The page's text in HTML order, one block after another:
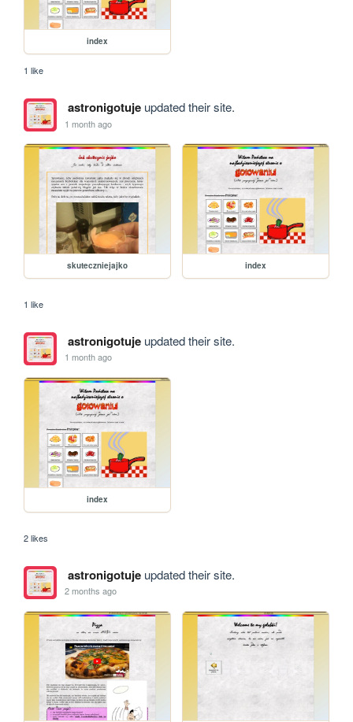
index
1 like
astronigotujeupdated their site.
1 month ago
skuteczniejajko index
1 like
astronigotujeupdated their site.
1 month ago
index
2 likes
astronigotujeupdated their site.
2 months ago